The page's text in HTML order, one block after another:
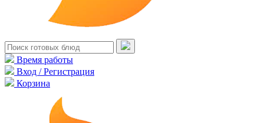
Время работы
Вход / Регистрация
Корзина